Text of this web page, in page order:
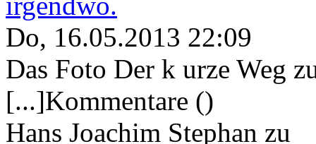
Do, 16.05.2013 22:09
Das Foto Der k urze Weg
[...]Kommentare ()
Hans Joachim Stephan zu